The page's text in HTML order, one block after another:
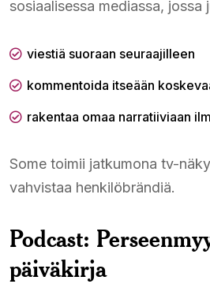
sosiaalisessa mediassa, jossa
viestiä suoraan seuraajilleen
kommentoida itseään
rakentaa omaa narratiiviaan
Some toimii jatkumona tv-
vahvistaa henkilöbrändiä.
Podcast:
päiväkirja